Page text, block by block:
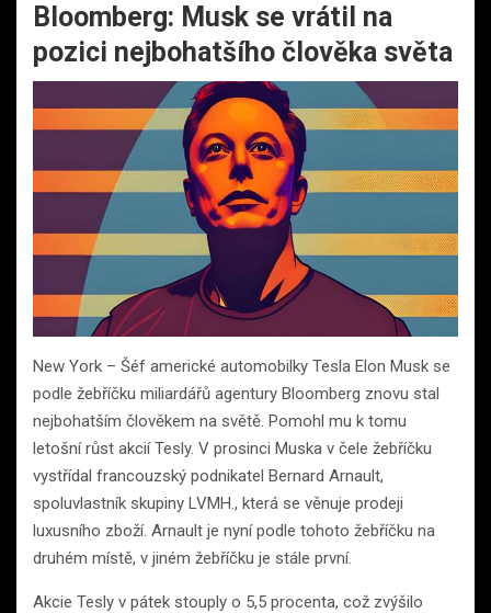
Bloomberg: Musk se vrátil na
pozici nejbohatšího člověka světa
New York – Šéf americké automobilky Tesla Elon Musk se
podle žebříčku miliardářů agentury Bloomberg znovu stal
nejbohatším člověkem na světě. Pomohl mu k tomu
letošní růst akcií Tesly. V prosinci Muska v čele žebříčku
vystřídal francouzský podnikatel Bernard Arnault,
spoluvlastník skupiny LVMH., která se věnuje prodeji
luxusního zboží. Arnault je nyní podle tohoto žebříčku na
druhém místě, v jiném žebříčku je stále první.
Akcie Tesly v pátek stouply o 5,5 procenta, což zvýšilo